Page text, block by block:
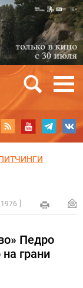
1976
Педро
грани